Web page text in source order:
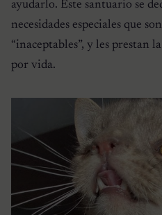
ayudarlo. Este santuario se
necesidades especiales que
“inaceptables”, y les prestan
por vida.